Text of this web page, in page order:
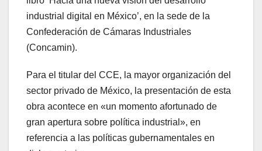
industrial digital en México’, en la sede de la
Confederación de Cámaras Industriales
(Concamin).
Para el titular del CCE, la mayor organización del
sector privado de México, la presentación de esta
obra acontece en «un momento afortunado de
gran apertura sobre política industrial», en
referencia a las políticas gubernamentales en